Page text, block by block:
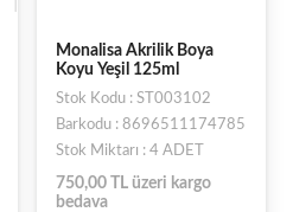
Monalisa Akrilik Boya
Koyu Yeşil 125ml
Stok Kodu : ST003102
Barkodu : 8696511174785
Stok Miktarı : 4 ADET
750,00 TL üzeri kargo
bedava